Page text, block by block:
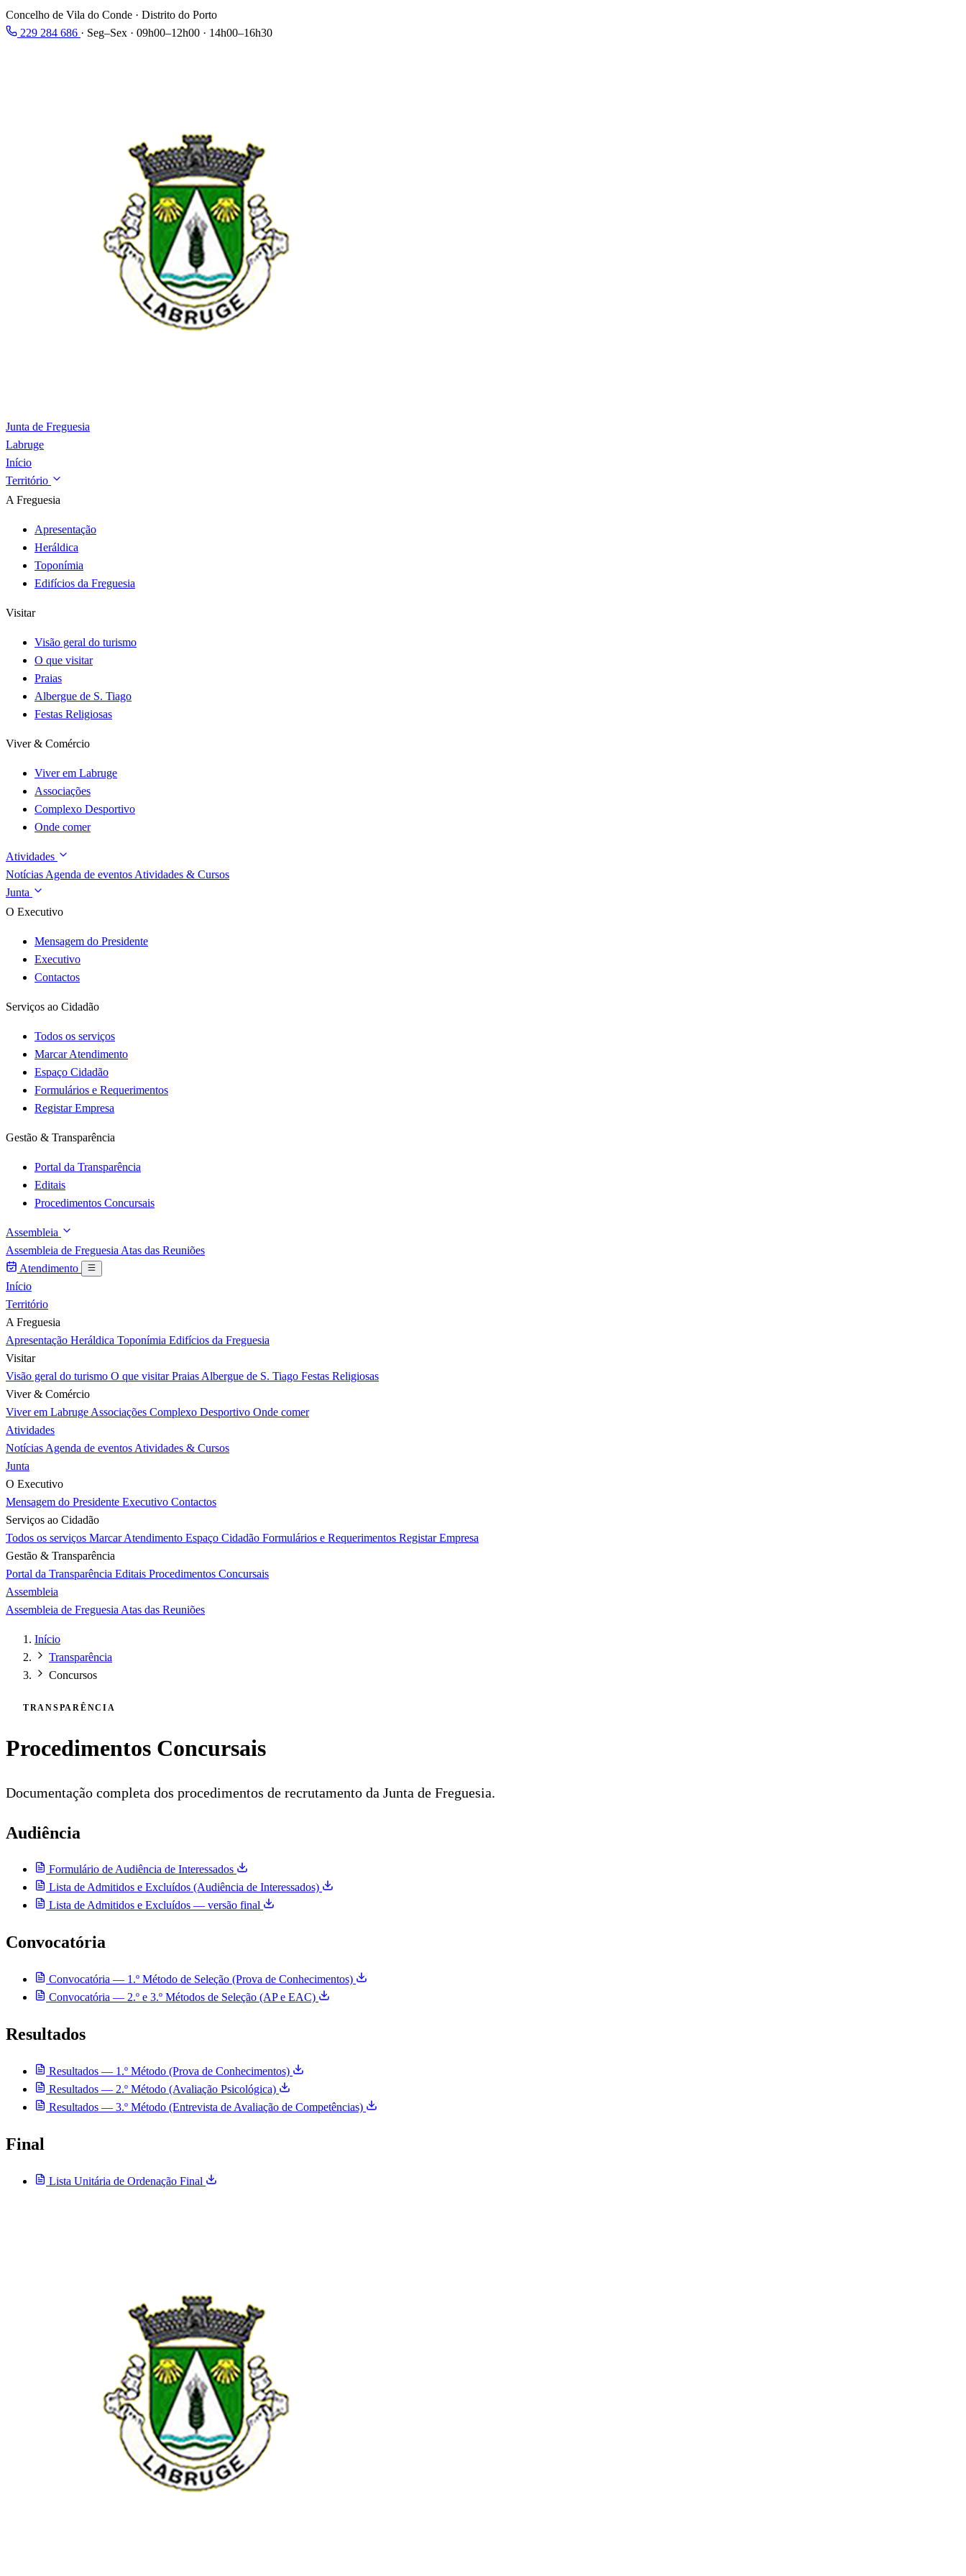
Concelho de Vila do Conde · Distrito do Porto
229 284 686 · Seg–Sex · 09h00–12h00 · 14h00–16h30
Junta de Freguesia
Labruge
Início
Território
A Freguesia
Apresentação
Heráldica
Toponímia
Edifícios da Freguesia
Visitar
Visão geral do turismo
O que visitar
Praias
Albergue de S. Tiago
Festas Religiosas
Viver & Comércio
Viver em Labruge
Associações
Complexo Desportivo
Onde comer
Atividades
Notícias Agenda de eventos Atividades & Cursos
Junta
O Executivo
Mensagem do Presidente
Executivo
Contactos
Serviços ao Cidadão
Todos os serviços
Marcar Atendimento
Espaço Cidadão
Formulários e Requerimentos
Registar Empresa
Gestão & Transparência
Portal da Transparência
Editais
Procedimentos Concursais
Assembleia
Assembleia de Freguesia Atas das Reuniões
Atendimento
Início
Território
A Freguesia
Apresentação Heráldica Toponímia Edifícios da Freguesia
Visitar
Visão geral do turismo O que visitarPraias Albergue de S. Tiago Festas Religiosas
Viver & Comércio
Viver em Labruge Associações Complexo Desportivo Onde comer
Atividades
Notícias Agenda de eventos Atividades & Cursos
Junta
O Executivo
Mensagem do Presidente Executivo Contactos
Serviços ao Cidadão
Todos os serviços Marcar Atendimento Espaço Cidadão Formulários e Requerimentos Registar Empresa
Gestão & Transparência
Portal da Transparência Editais Procedimentos Concursais
Assembleia
Assembleia de Freguesia Atas das Reuniões
Início
Transparência
Concursos
TRANSPARÊNCIA
Procedimentos Concursais
Documentação completa dos procedimentos de recrutamento da Junta de Freguesia.
Audiência
Formulário de Audiência de Interessados
Lista de Admitidos e Excluídos (Audiência de Interessados)
Lista de Admitidos e Excluídos — versão final
Convocatória
Convocatória — 1.º Método de Seleção (Prova de Conhecimentos)
Convocatória — 2.º e 3.º Métodos de Seleção (AP e EAC)
Resultados
Resultados — 1.º Método (Prova de Conhecimentos)
Resultados — 2.º Método (Avaliação Psicológica)
Resultados — 3.º Método (Entrevista de Avaliação de Competências)
Final
Lista Unitária de Ordenação Final